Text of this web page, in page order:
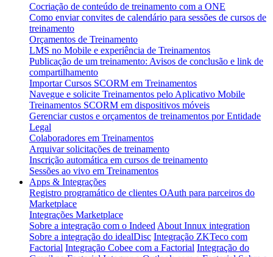
Cocriação de conteúdo de treinamento com a ONE
Como enviar convites de calendário para sessões de cursos de
treinamento
Orçamentos de Treinamento
LMS no Mobile e experiência de Treinamentos
Publicação de um treinamento: Avisos de conclusão e link de
compartilhamento
Importar Cursos SCORM em Treinamentos
Navegue e solicite Treinamentos pelo Aplicativo Mobile
Treinamentos SCORM em dispositivos móveis
Gerenciar custos e orçamentos de treinamentos por Entidade
Legal
Colaboradores em Treinamentos
Arquivar solicitações de treinamento
Inscrição automática em cursos de treinamento
Sessões ao vivo em Treinamentos
Apps & Integrações
Registro programático de clientes OAuth para parceiros do
Marketplace
Integrações Marketplace
Sobre a integração com o Indeed About Innux integration
Sobre a integração do idealDisc Integração ZKTeco com
Factorial Integração Cobee com a Factorial Integração do